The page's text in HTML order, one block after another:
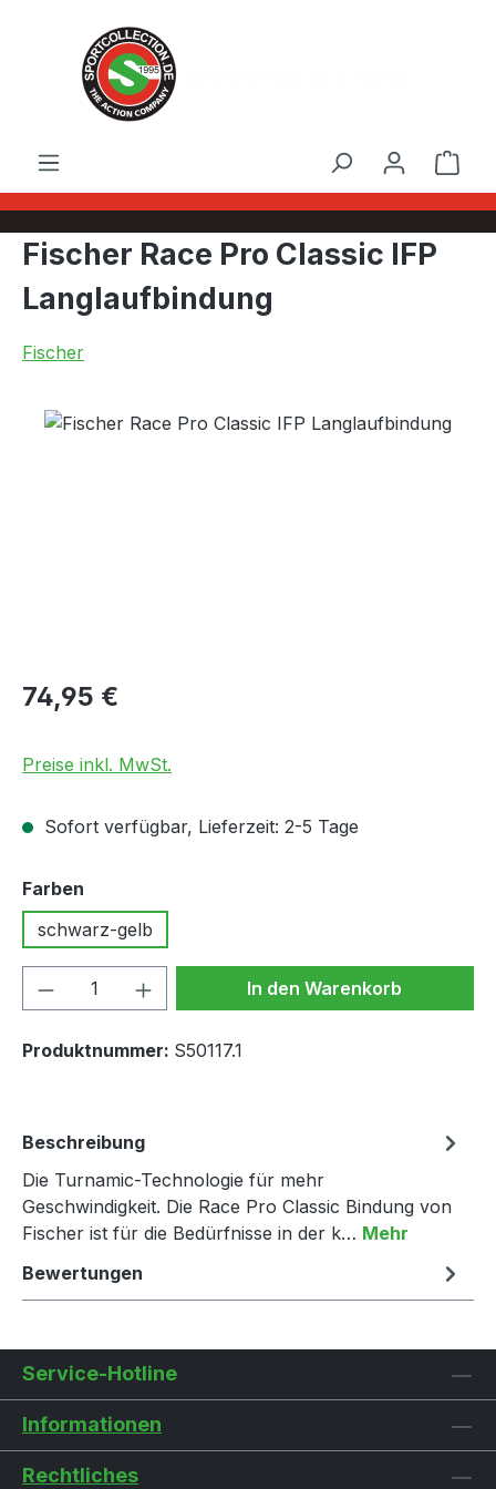
Zum Hauptinhalt springen
Fischer Race Pro Classic IFP
Langlaufbindung
Fischer
Bildergalerie überspringen
Regulärer Preis:
74,95 €
Preise inkl. MwSt.
Sofort verfügbar, Lieferzeit: 2-5 Tage
Farben
schwarz-gelb
Produkt Anzahl: Gib denIn den Warenkorb
Produktnummer: S50117.1
Beschreibung
Die Turnamic-Technologie für mehr
Geschwindigkeit. Die Race Pro Classic Bindung von
Fischer ist für die Bedürfnisse in der k… Mehr
Bewertungen
Service-Hotline
Informationen
Rechtliches